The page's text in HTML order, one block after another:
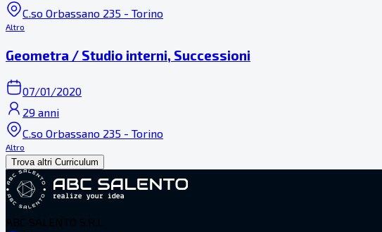
C.so Orbassano 235 - Torino
Altro
Geometra / Studio interni, Successioni
07/01/2020
29 anni
C.so Orbassano 235 - Torino
Altro
Trova altri Curriculum